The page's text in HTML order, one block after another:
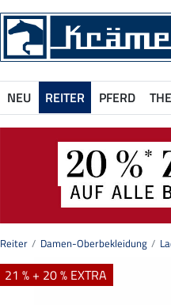
NEU REITER PFERD
Reiter Damen-Oberbekleidung
21 % + 20 % EXTRA